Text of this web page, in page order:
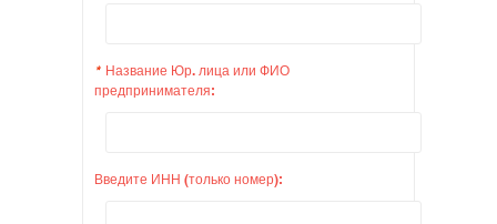
* Название Юр. лица или ФИО
предпринимателя:
Введите ИНН (только номер):